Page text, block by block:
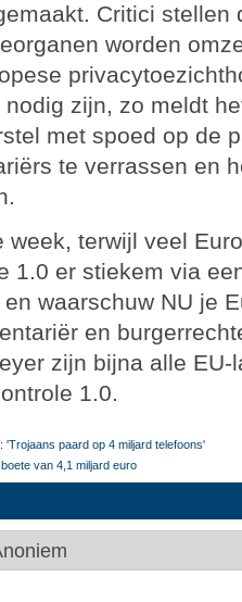
Critici stellen
worden
zijn, zo meldt
met spoed op de
te verrassen en
week, terwijl veel
1.0 er stiekem via
waarschuw NU je
en
zijn bijna alle
1.0.
paard op 4 miljard telefoons'
van 4,1 miljard euro